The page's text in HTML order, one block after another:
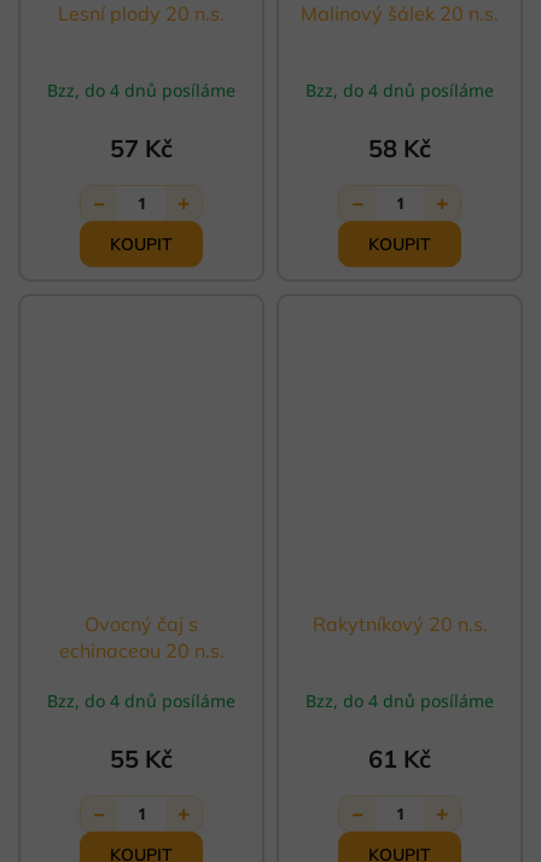
Lesní plody 20 n.s.
Bzz, do 4 dnů posíláme
57 Kč
− 1 +
Malinový šálek 20 n.s.
Bzz, do 4 dnů posíláme
58 Kč
− 1 +
Ovocný čaj s
echinaceou 20 n.s.
Bzz, do 4 dnů posíláme
55 Kč
− 1 +
Rakytníkový 20 n.s.
Bzz, do 4 dnů posíláme
61 Kč
− 1 +